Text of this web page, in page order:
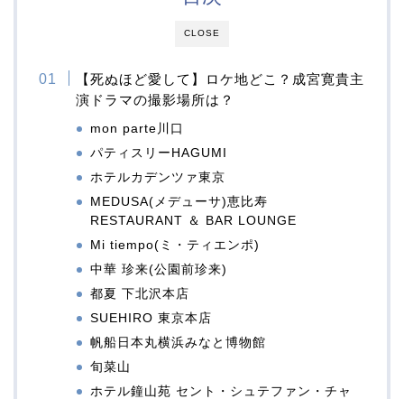
CLOSE
【死ぬほど愛して】ロケ地どこ？成宮寛貴主
演ドラマの撮影場所は？
mon parte川口
パティスリーHAGUMI
ホテルカデンツァ東京
MEDUSA(メデューサ)恵比寿
RESTAURANT ＆ BAR LOUNGE
Mi tiempo(ミ・ティエンポ)
中華 珍来(公園前珍来)
都夏 下北沢本店
SUEHIRO 東京本店
帆船日本丸横浜みなと博物館
旬菜山
ホテル鐘山苑 セント・シュテファン・チャ